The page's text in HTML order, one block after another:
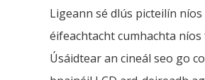
Ligeann sé dlús picteilín
éifeachtacht cumhachta níos
Úsáidtear an cineál seo go